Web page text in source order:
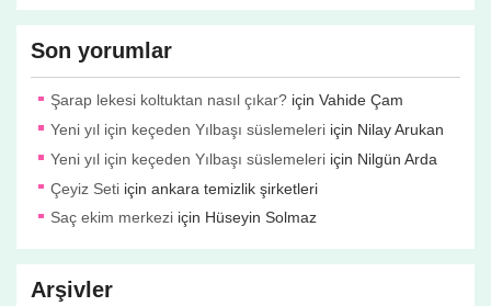
Son yorumlar
Şarap lekesi koltuktan nasıl çıkar? içinVahide Çam
Yeni yıl için keçeden Yılbaşı süslemeleri için Nilay Arukan
Yeni yıl için keçeden Yılbaşı süslemeleri için Nilgün Arda
Çeyiz Seti içinankara temizlik şirketleri
Saç ekim merkezi için Hüseyin Solmaz
Arşivler